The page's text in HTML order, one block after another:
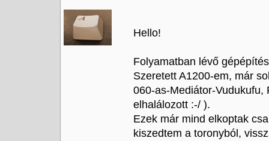
Hello!
Folyamatban lévő
Szeretett A1200-em, már
060-as-Mediátor-Vudukufu,
elhalálozott :-/ ).
Ezek már mind elkoptak
kiszedtem a toronyból,